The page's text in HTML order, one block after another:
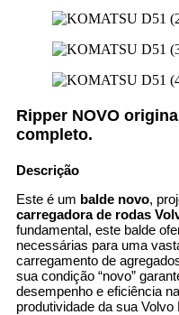
Ripper NOVO
completo.
Descrição
Este é um balde novo,
carregadora de rodas
fundamental, este balde
necessárias para uma
carregamento de
sua condição “novo”
desempenho e eficiência
produtividade da sua Volvo